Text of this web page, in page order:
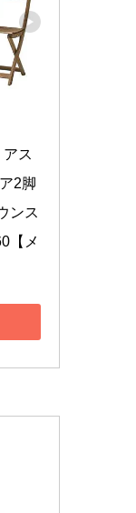
ス
2脚
ンス
【メ